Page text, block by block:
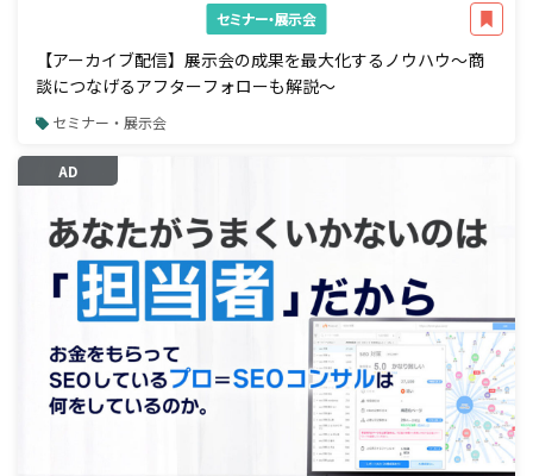
セミナー・展示会
【アーカイブ配信】展示会の成果を最大化するノウハウ～商
談につなげるアフターフォローも解説～
セミナー・展示会
AD